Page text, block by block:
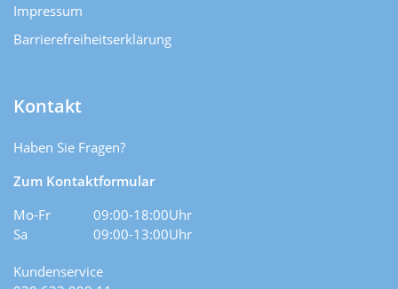
Impressum
Barrierefreiheitserklärung
Kontakt
Haben Sie Fragen?
Zum Kontaktformular
Mo-Fr
09:00-18:00Uhr
Sa
09:00-13:00Uhr
Kundenservice